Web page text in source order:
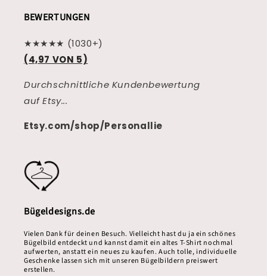
BEWERTUNGEN
★★★★★ (1030+)
(4,97 VON 5)
Durchschnittliche Kundenbewertung
auf Etsy...
Etsy.com/shop/Personallie
Bügeldesigns.de
Vielen Dank für deinen Besuch. Vielleicht hast du ja ein schönes
Bügelbild entdeckt und kannst damit ein altes T-Shirt nochmal
aufwerten, anstatt ein neues zu kaufen. Auch tolle, individuelle
Geschenke lassen sich mit unseren Bügelbildern preiswert
erstellen.